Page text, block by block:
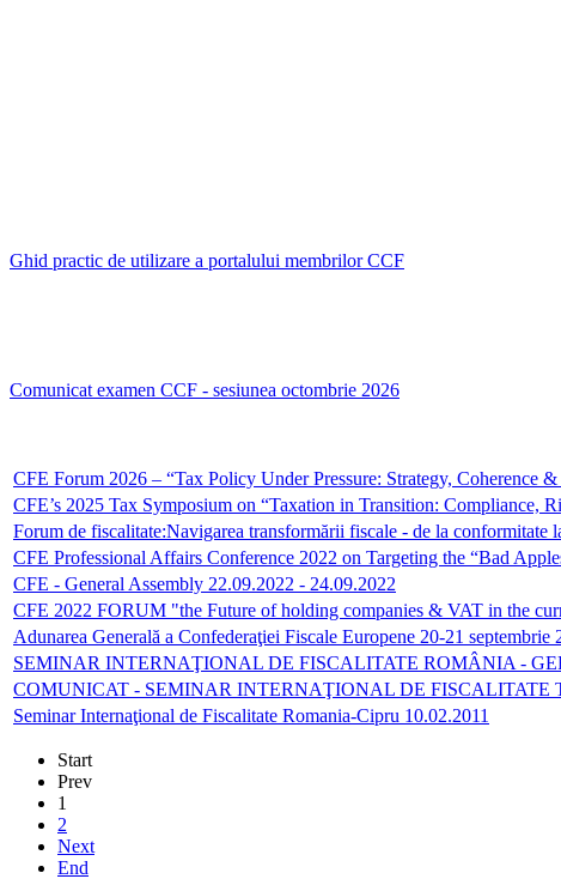
Ghid practic de utilizare a portalului membrilor CCF
Comunicat examen CCF - sesiunea octombrie 2026
CFE Forum 2026 – “Tax Policy Under Pressure: Strategy, Coherence
CFE’s 2025 Tax Symposium on “Taxation in Transition:
Forum de fiscalitate:Navigarea transformării fiscale - de la conformitate
CFE Professional Affairs Conference 2022 on Targeting the “Bad
CFE - General Assembly 22.09.2022 - 24.09.2022
CFE 2022 FORUM "the Future of holding companies & VAT in the
Adunarea Generală a Confederaţiei Fiscale Europene 20-21 septembrie
SEMINAR INTERNAŢIONAL DE FISCALITATE ROMÂNIA -
COMUNICAT - SEMINAR INTERNAŢIONAL DE FISCALITATE
Seminar Internaţional de Fiscalitate Romania-Cipru 10.02.2011
Start
Prev
1
2
Next
End